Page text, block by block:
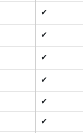
✔
✔
✔
✔
✔
✔